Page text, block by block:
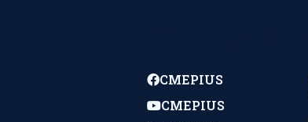
CMEPIUS
CMEPIUS